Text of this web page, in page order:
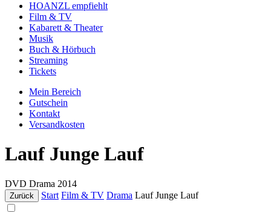
HOANZL empfiehlt
Film & TV
Kabarett & Theater
Musik
Buch & Hörbuch
Streaming
Tickets
Mein Bereich
Gutschein
Kontakt
Versandkosten
Lauf Junge Lauf
DVD Drama 2014
Zurück Start Film & TV Drama Lauf Junge Lauf